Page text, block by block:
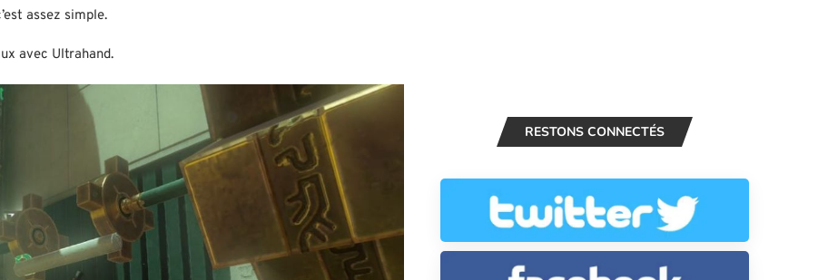
assez simple.
avec Ultrahand.
RESTONS CONNECTÉS